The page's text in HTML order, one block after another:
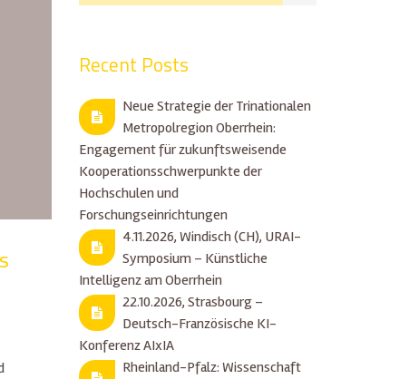
Recent Posts
Neue Strategie der Trinationalen
Metropolregion Oberrhein:
Engagement für zukunftsweisende
Kooperationsschwerpunkte der
Hochschulen und
Forschungseinrichtungen
4.11.2026, Windisch (CH), URAI-
Symposium – Künstliche
Intelligenz am Oberrhein
22.10.2026, Strasbourg –
Deutsch-Französische KI-
Konferenz AIxIA
Rheinland-Pfalz: Wissenschaft